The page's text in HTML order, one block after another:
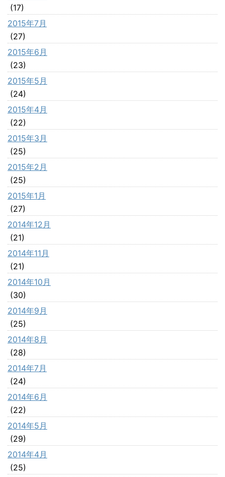
(17)
2015年7月
(27)
2015年6月
(23)
2015年5月
(24)
2015年4月
(22)
2015年3月
(25)
2015年2月
(25)
2015年1月
(27)
2014年12月
(21)
2014年11月
(21)
2014年10月
(30)
2014年9月
(25)
2014年8月
(28)
2014年7月
(24)
2014年6月
(22)
2014年5月
(29)
2014年4月
(25)